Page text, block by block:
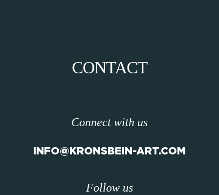
CONTACT
Connect with us
INFO@KRONSBEIN-ART.COM
Follow us